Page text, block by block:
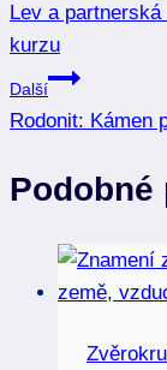
pro
příspěvek
Lev a
kurzu
Další
Rodonit: Kámen